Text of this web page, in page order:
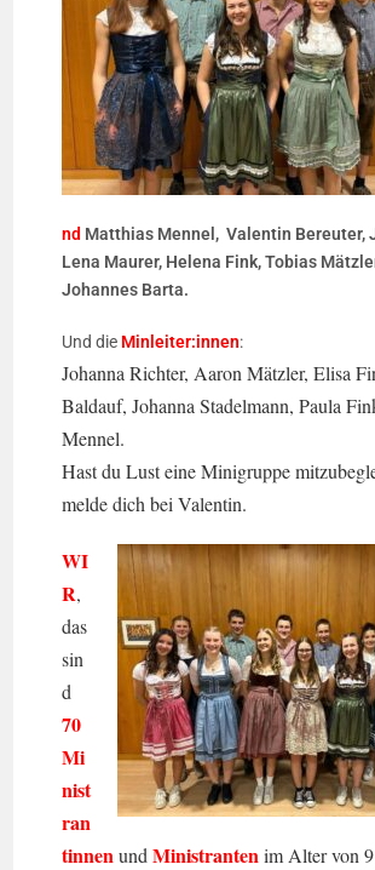
nd Matthias Mennel, Valentin Bereuter,
Lena Maurer, Helena Fink, Tobias
Johannes Barta.
Und die Minleiter:innen:
Johanna Richter, Aaron Mätzler, Elisa
Baldauf, Johanna Stadelmann, Paula
Mennel.
Hast du Lust eine Minigruppe
melde dich bei Valentin.
WI
R,
das
sin
d
70
Mi
nist
ran
tinnenundMinistranten im Alter von